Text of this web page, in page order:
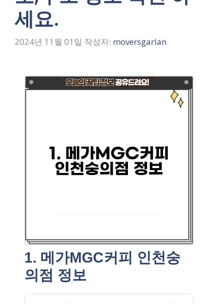
세요.
2024년 11월 01일 작성자: moversgarlan
1. 메가MGC커피 인천숭
의점 정보